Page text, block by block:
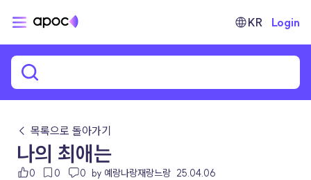
KR Login
← 목록으로 돌아가기
나의 최애는
0 0 0 by 예랑나랑재랑느랑 25.04.06